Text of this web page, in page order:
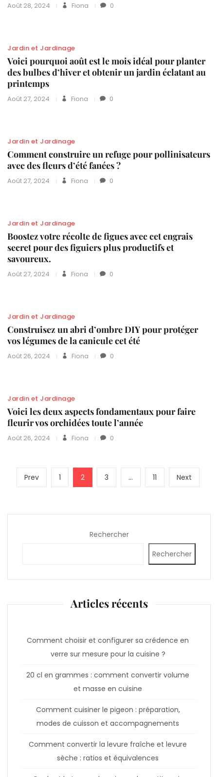
Août 28, 2024 Fiona 0
Jardin et Jardinage
Voici pourquoi août est le mois idéal pour planter
des bulbes d’hiver et obtenir un jardin éclatant au
printemps
Août 27, 2024 Fiona 0
Jardin et Jardinage
Comment construire un refuge pour pollinisateurs
avec des fleurs d’été fanées ?
Août 27, 2024 Fiona 0
Jardin et Jardinage
Boostez votre récolte de figues avec cet engrais
secret pour des figuiers plus productifs et
savoureux.
Août 27, 2024 Fiona 0
Jardin et Jardinage
Construisez un abri d’ombre DIY pour protéger
vos légumes de la canicule cet été
Août 26, 2024 Fiona 0
Jardin et Jardinage
Voici les deux aspects fondamentaux pour faire
fleurir vos orchidées toute l’année
Août 26, 2024 Fiona 0
Pagination
des
PrevPrevious
page
Page
1 Page
2 Page
3 … Page
11 NextNext
page
Rechercher
Rechercher
Articles récents
Comment choisir et configurer sa crédence en
verre sur mesure pour la cuisine ?
20 cl en grammes : comment convertir volume
et masse en cuisine
Comment cuisiner le pigeon : préparation,
modes de cuisson et accompagnements
Comment convertir la levure fraîche et levure
sèche : ratios et équivalences